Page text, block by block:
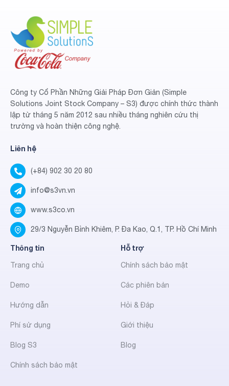
Công ty Cổ Phần Những Giải Pháp Đơn Giản (Simple
Solutions Joint Stock Company – S3) được chính thức thành
lập từ tháng 5 năm 2012 sau nhiều tháng nghiên cứu thị
trường và hoàn thiện công nghệ.
Liên hệ
(+84) 902 30 20 80
info@s3vn.vn
www.s3co.vn
29/3 Nguyễn Bỉnh Khiêm, P. Đa Kao, Q.1, TP. Hồ Chí Minh
Thông tin
Trang chủ
Demo
Hướng dẫn
Phí sử dụng
Blog S3
Chính sách bảo mật
Hỗ trợ
Chính sách bảo mật
Các phiên bản
Hỏi & Đáp
Giới thiệu
Blog